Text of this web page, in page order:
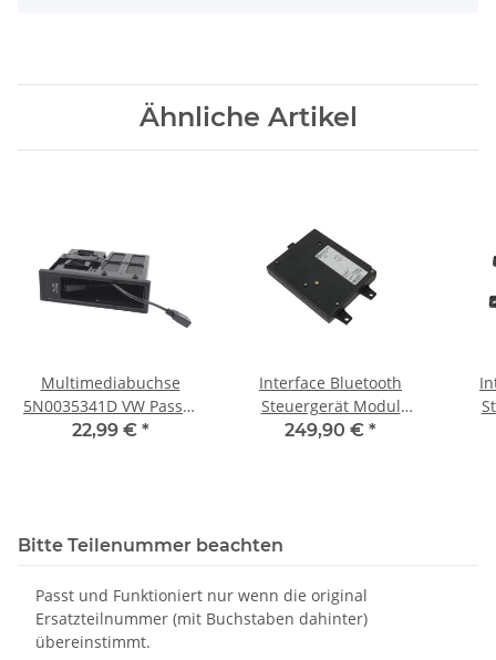
Ähnliche Artikel
Multimediabuchse
5N0035341D VW Passat
3C B7 Golf 6 Steuergerät
22,99 € *
Interface Bluetooth
Steuergerät Modul
3C8035730A VW Passat
249,90 € *
Bitte Teilenummer beachten
Passt und Funktioniert nur wenn die original
Ersatzteilnummer (mit Buchstaben dahinter)
übereinstimmt.